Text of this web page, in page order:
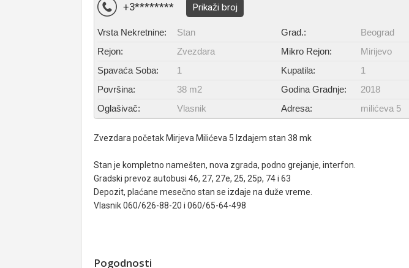
+3******** Prikaži broj
Vrsta Nekretnine: Stan Grad.:
Beograd
Rejon:
Zvezdara Mikro Rejon:
Mirijevo
Spavaća Soba:
1 Kupatila:
1
Površina:
38 m2 Godina Gradnje:
2018
Oglašivač:
Vlasnik Adresa: milićeva 5
Zvezdara početak Mirjeva Milićeva 5 Izdajem stan 38 mk
Stan je kompletno namešten, nova zgrada, podno grejanje, interfon.
Gradski prevoz autobusi 46, 27, 27e, 25, 25p, 74 i 63
Depozit, plaćane mesečno stan se izdaje na duže vreme.
Vlasnik 060/626-88-20 i 060/65-64-498
Pogodnosti